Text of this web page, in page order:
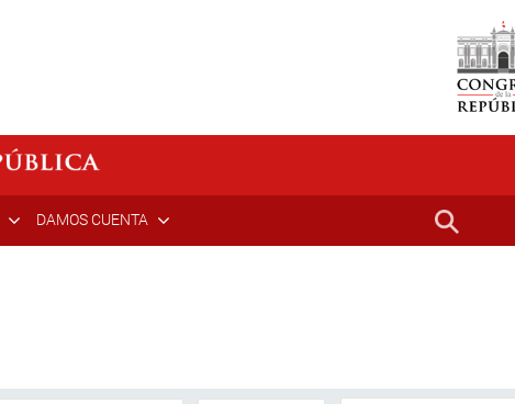
DAMOS CUENTA